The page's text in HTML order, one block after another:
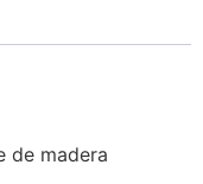
de madera